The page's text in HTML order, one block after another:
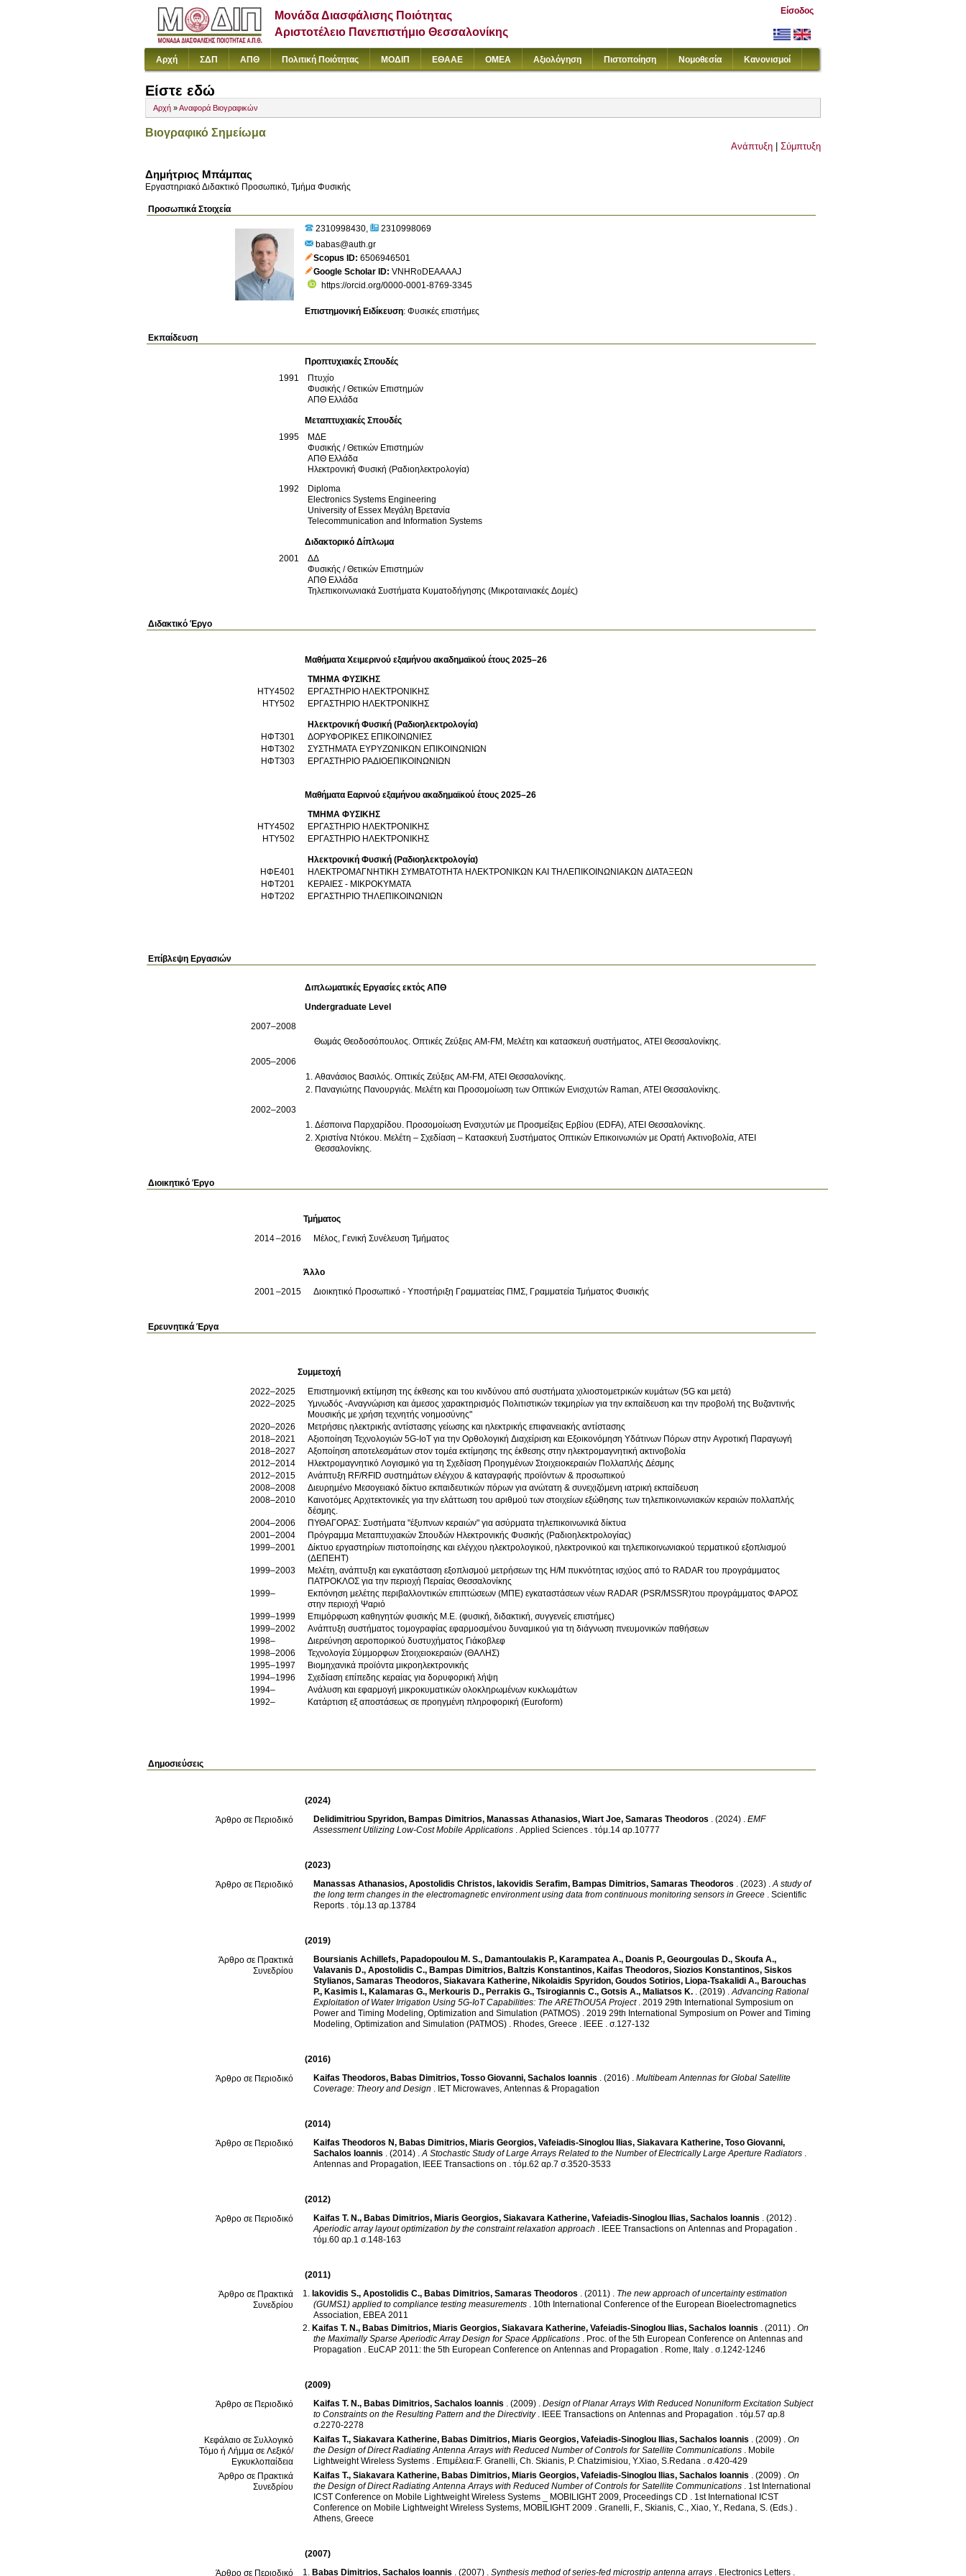
Μονάδα Διασφάλισης Ποιότητας
Αριστοτέλειο Πανεπιστήμιο Θεσσαλονίκης
Είσοδος
Αρχή ΣΔΠ ΑΠΘ Πολιτική Ποιότητας ΜΟΔΙΠ ΕΘΑΑΕ ΟΜΕΑ Αξιολόγηση Πιστοποίηση Νομοθεσία Κανονισμοί
Είστε εδώ
Αρχή »Αναφορά Βιογραφικών
Βιογραφικό Σημείωμα
Ανάπτυξη Σύμπτυξη
Δημήτριος Μπάμπας
Εργαστηριακό Διδακτικό Προσωπικό, Τμήμα Φυσικής
Προσωπικά Στοιχεία
2310998430
2310998069
babas@auth.gr
Scopus ID 6506946501
Google Scholar ID VNHRoDEAAAAJ
https://orcid.org/0000-0001-8769-3345
Επιστημονική Ειδίκευση: Φυσικές επιστήμες
Εκπαίδευση
Προπτυχιακές Σπουδές
1991
Πτυχίο
Φυσικής / Θετικών Επιστημών
ΑΠΘ Ελλάδα
Μεταπτυχιακές Σπουδές
1995
ΜΔΕ
Φυσικής / Θετικών Επιστημών
ΑΠΘ Ελλάδα
Ηλεκτρονική Φυσική (Ραδιοηλεκτρολογία)
1992
Diploma
Electronics Systems Engineering
University of Essex Μεγάλη Βρετανία
Telecommunication and Information Systems
Διδακτορικό Δίπλωμα
2001
ΔΔ
Φυσικής / Θετικών Επιστημών
ΑΠΘ Ελλάδα
Τηλεπικοινωνιακά Συστήματα Κυματοδήγησης (Μικροταινιακές Δομές)
Διδακτικό Έργο
Μαθήματα Χειμερινού εξαμήνου ακαδημαϊκού έτους 2025–26
ΤΜΗΜΑ ΦΥΣΙΚΗΣ
ΗΤΥ4502
ΕΡΓΑΣΤΗΡΙΟ ΗΛΕΚΤΡΟΝΙΚΗΣ
ΗΤΥ502
ΕΡΓΑΣΤΗΡΙΟ ΗΛΕΚΤΡΟΝΙΚΗΣ
Ηλεκτρονική Φυσική (Ραδιοηλεκτρολογία)
ΗΦΤ301
ΔΟΡΥΦΟΡΙΚΕΣ ΕΠΙΚΟΙΝΩΝΙΕΣ
ΗΦΤ302
ΣΥΣΤΗΜΑΤΑ ΕΥΡΥΖΩΝΙΚΩΝ ΕΠΙΚΟΙΝΩΝΙΩΝ
ΗΦΤ303
ΕΡΓΑΣΤΗΡΙΟ ΡΑΔΙΟΕΠΙΚΟΙΝΩΝΙΩΝ
Μαθήματα Εαρινού εξαμήνου ακαδημαϊκού έτους 2025–26
ΤΜΗΜΑ ΦΥΣΙΚΗΣ
ΗΤΥ4502
ΕΡΓΑΣΤΗΡΙΟ ΗΛΕΚΤΡΟΝΙΚΗΣ
ΗΤΥ502
ΕΡΓΑΣΤΗΡΙΟ ΗΛΕΚΤΡΟΝΙΚΗΣ
Ηλεκτρονική Φυσική (Ραδιοηλεκτρολογία)
ΗΦΕ401
ΗΛΕΚΤΡΟΜΑΓΝΗΤΙΚΗ ΣΥΜΒΑΤΟΤΗΤΑ ΗΛΕΚΤΡΟΝΙΚΩΝ ΚΑΙ ΤΗΛΕΠΙΚΟΙΝΩΝΙΑΚΩΝ ΔΙΑΤΑΞΕΩΝ
ΗΦΤ201
ΚΕΡΑΙΕΣ - ΜΙΚΡΟΚΥΜΑΤΑ
ΗΦΤ202
ΕΡΓΑΣΤΗΡΙΟ ΤΗΛΕΠΙΚΟΙΝΩΝΙΩΝ
Επίβλεψη Εργασιών
Διπλωματικές Εργασίες εκτός ΑΠΘ
Undergraduate Level
2007–2008
Θωμάς Θεοδοσόπουλος. Οπτικές Ζεύξεις ΑΜ-FM, Μελέτη και κατασκευή συστήματος, ΑΤΕΙ Θεσσαλονίκης.
2005–2006
Αθανάσιος Βασιλός. Οπτικές Ζεύξεις ΑΜ-FM, ΑΤΕΙ Θεσσαλονίκης.
Παναγιώτης Πανουργιάς. Μελέτη και Προσομοίωση των Οπτικών Ενισχυτών Raman, ATEI Θεσσαλονίκης.
2002–2003
Δέσποινα Παρχαρίδου. Προσομοίωση Ενσιχυτών με Προσμείξεις Ερβίου (EDFA), ΑΤΕΙ Θεσσαλονίκης.
Χριστίνα Ντόκου. Μελέτη – Σχεδίαση – Κατασκευή Συστήματος Οπτικών Επικοινωνιών με Ορατή Ακτινοβολία, ΑΤΕΙ
Θεσσαλονίκης.
Διοικητικό Έργο
Τμήματος
2014
2016 Μέλος, Γενική Συνέλευση Τμήματος
Άλλο
2001
2015 Διοικητικό Προσωπικό - Υποστήριξη Γραμματείας ΠΜΣ, Γραμματεία Τμήματος Φυσικής
Ερευνητικά Έργα
Συμμετοχή
2022–2025
Επιστημονική εκτίμηση της έκθεσης και του κινδύνου από συστήματα χιλιοστομετρικών κυμάτων (5G και μετά)
2022–2025
Υμνωδός -Αναγνώριση και άμεσος χαρακτηρισμός Πολιτιστικών τεκμηρίων για την εκπαίδευση και την προβολή της Βυζαντινής
Μουσικής με χρήση τεχνητής νοημοσύνης"
2020–2026
Μετρήσεις ηλεκτρικής αντίστασης γείωσης και ηλεκτρικής επιφανειακής αντίστασης
2018–2021
Αξιοποίηση Τεχνολογιών 5G-IoT για την Ορθολογική Διαχείριση και Εξοικονόμηση Υδάτινων Πόρων στην Αγροτική Παραγωγή
2018–2027
Αξοποίηση αποτελεσμάτων στον τομέα εκτίμησης της έκθεσης στην ηλεκτρομαγνητική ακτινοβολία
2012–2014
Ηλεκτρομαγνητικό Λογισμικό για τη Σχεδίαση Προηγμένων Στοιχειοκεραιών Πολλαπλής Δέσμης
2012–2015
Ανάπτυξη RF/RFID συστημάτων ελέγχου & καταγραφής προϊόντων & προσωπικού
2008–2008
Διευρημένο Μεσογειακό δίκτυο εκπαιδευτικών πόρων για ανώτατη & συνεχιζόμενη ιατρική εκπαίδευση
2008–2010
Kαινοτόμες Αρχιτεκτονικές για την ελάττωση του αριθμού των στοιχείων εξώθησης των τηλεπικοινωνιακών κεραιών πολλαπλής
δέσμης.
2004–2006
ΠΥΘΑΓΟΡΑΣ: Συστήματα "έξυπνων κεραιών" για ασύρματα τηλεπικοινωνικά δίκτυα
2001–2004
Πρόγραμμα Μεταπτυχιακών Σπουδών Ηλεκτρονικής Φυσικής (Ραδιοηλεκτρολογίας)
1999–2001
Δίκτυο εργαστηρίων πιστοποίησης και ελέγχου ηλεκτρολογικού, ηλεκτρονικού και τηλεπικοινωνιακού τερματικού εξοπλισμού
(ΔΕΠΕΗΤ)
1999–2003
Μελέτη, ανάπτυξη και εγκατάσταση εξοπλισμού μετρήσεων της Η/Μ πυκνότητας ισχύος από το RADAR του προγράμματος
ΠΑΤΡΟΚΛΟΣ για την περιοχή Περαίας Θεσσαλονίκης
1999–
Εκπόνηση μελέτης περιβαλλοντικών επιπτώσεων (ΜΠΕ) εγκαταστάσεων νέων RADAR (PSR/MSSR)του προγράμματος ΦΑΡΟΣ
στην περιοχή Ψαριό
1999–1999
Επιμόρφωση καθηγητών φυσικής Μ.Ε. (φυσική, διδακτική, συγγενείς επιστήμες)
1999–2002
Ανάπτυξη συστήματος τομογραφίας εφαρμοσμένου δυναμικού για τη διάγνωση πνευμονικών παθήσεων
1998–
Διερεύνηση αεροπορικού δυστυχήματος Γιάκοβλεφ
1998–2006
Τεχνολογία Σύμμορφων Στοιχειοκεραιών (ΘΑΛΗΣ)
1995–1997
Βιομηχανικά προϊόντα μικροηλεκτρονικής
1994–1996
Σχεδίαση επίπεδης κεραίας για δορυφορική λήψη
1994–
Ανάλυση και εφαρμογή μικροκυματικών ολοκληρωμένων κυκλωμάτων
1992–
Κατάρτιση εξ αποστάσεως σε προηγμένη πληροφορική (Euroform)
Δημοσιεύσεις
(2024)
Άρθρο σε Περιοδικό
Delidimitriou Spyridon, Bampas Dimitrios, Manassas Athanasios, Wiart Joe, Samaras Theodoros . (2024) . EMF
Assessment Utilizing Low-Cost Mobile Applications . Applied Sciences . τόμ.14 αρ.10777
(2023)
Άρθρο σε Περιοδικό
Manassas Athanasios, Apostolidis Christos, Iakovidis Serafim, Bampas Dimitrios, Samaras Theodoros . (2023) .A study of
the long term changes in the electromagnetic environment using data from continuous monitoring sensors in Greece . Scientific
Reports . τόμ.13 αρ.13784
(2019)
Άρθρο σε Πρακτικά
Συνεδρίου
Boursianis Achillefs, Papadopoulou M. S., Damantoulakis P., Karampatea A., Doanis P., Geourgoulas D., Skoufa A.,
Valavanis D., Apostolidis C., Bampas Dimitrios, Baltzis Konstantinos, Kaifas Theodoros, Siozios Konstantinos, Siskos
Stylianos, Samaras Theodoros, Siakavara Katherine, Nikolaidis Spyridon, Goudos Sotirios, Liopa-Tsakalidi A., Barouchas
P., Kasimis I., Kalamaras G., Merkouris D., Perrakis G., Tsirogiannis C., Gotsis A., Maliatsos K. . (2019) .Advancing Rational
Exploitation of Water Irrigation Using 5G-IoT Capabilities: The AREThOU5A Project . 2019 29th International Symposium on
Power and Timing Modeling, Optimization and Simulation (PATMOS) . 2019 29th International Symposium on Power and Timing
Modeling, Optimization and Simulation (PATMOS) . Rhodes, Greece . IEEE . σ.127-132
(2016)
Άρθρο σε Περιοδικό
Kaifas Theodoros, Babas Dimitrios, Tosso Giovanni, Sachalos Ioannis . (2016) . Μultibeam Antennas for Global Satellite
Coverage: Theory and Design . IET Microwaves, Antennas & Propagation
(2014)
Άρθρο σε Περιοδικό
Kaifas Theodoros N, Babas Dimitrios, Miaris Georgios, Vafeiadis-Sinoglou Ilias, Siakavara Katherine, Toso Giovanni,
Sachalos Ioannis . (2014) .A Stochastic Study of Large Arrays Related to the Number of Electrically Large Aperture Radiators .
Antennas and Propagation, IEEE Transactions on . τόμ.62 αρ.7 σ.3520-3533
(2012)
Άρθρο σε Περιοδικό
Kaifas T. N., Babas Dimitrios, Miaris Georgios, Siakavara Katherine, Vafeiadis-Sinoglou Ilias, Sachalos Ioannis . (2012) .
Aperiodic array layout optimization by the constraint relaxation approach . IEEE Transactions on Antennas and Propagation .
τόμ.60 αρ.1 σ.148-163
(2011)
Άρθρο σε Πρακτικά
Συνεδρίου
Iakovidis S., Apostolidis C., Babas Dimitrios, Samaras Theodoros . (2011) . The new approach of uncertainty estimation
(GUMS1) applied to compliance testing measurements . 10th International Conference of the European Bioelectromagnetics
Association, EBEA 2011
Kaifas T. N., Babas Dimitrios, Miaris Georgios, Siakavara Katherine, Vafeiadis-Sinoglou Ilias, Sachalos Ioannis . (2011) . On
the Maximally Sparse Aperiodic Array Design for Space Applications . Proc. of the 5th European Conference on Antennas and
Propagation . EuCAP 2011: the 5th European Conference on Antennas and Propagation . Rome, Italy . σ.1242-1246
(2009)
Άρθρο σε Περιοδικό
Kaifas T. N., Babas Dimitrios, Sachalos Ioannis . (2009) . Design of Planar Arrays With Reduced Nonuniform Excitation Subject
to Constraints on the Resulting Pattern and the Directivity . IEEE Transactions on Antennas and Propagation . τόμ.57 αρ.8
σ.2270-2278
Κεφάλαιο σε Συλλογικό
Τόμο ή Λήμμα σε Λεξικό/
Εγκυκλοπαίδεια
Kaifas T., Siakavara Katherine, Babas Dimitrios, Miaris Georgios, Vafeiadis-Sinoglou Ilias, Sachalos Ioannis . (2009) . On
the Design of Direct Radiating Antenna Arrays with Reduced Number of Controls for Satellite Communications . Mobile
Lightweight Wireless Systems . Επιμέλεια:F. Granelli, Ch. Skianis, P. Chatzimisiou, Y.Xiao, S.Redana . σ.420-429
Άρθρο σε Πρακτικά
Συνεδρίου
Kaifas T., Siakavara Katherine, Babas Dimitrios, Miaris Georgios, Vafeiadis-Sinoglou Ilias, Sachalos Ioannis . (2009) . On
the Design of Direct Radiating Antenna Arrays with Reduced Number of Controls for Satellite Communications . 1st International
ICST Conference on Mobile Lightweight Wireless Systems _ MOBILIGHT 2009, Proceedings CD . 1st International ICST
Conference on Mobile Lightweight Wireless Systems, MOBILIGHT 2009 . Granelli, F., Skianis, C., Xiao, Y., Redana, S. (Eds.) .
Athens, Greece
(2007)
Άρθρο σε Περιοδικό
Babas Dimitrios, Sachalos Ioannis . (2007) . Synthesis method of series-fed microstrip antenna arrays . Electronics Letters .